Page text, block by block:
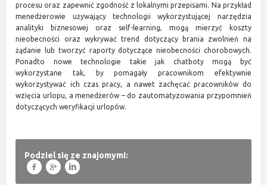
procesu oraz zapewnić zgodność z lokalnymi przepisami. Na przykład
menedżerowie używający technologii wykorzystującej narzędzia
analityki biznesowej oraz self-learning, mogą mierzyć koszty
nieobecności oraz wykrywać trend dotyczący brania zwolnień na
żądanie lub tworzyć raporty dotyczące nieobecności chorobowych.
Ponadto nowe technologie takie jak chatboty mogą być
wykorzystane tak, by pomagały pracownikom efektywnie
wykorzystywać ich czas pracy, a nawet zachęcać pracowników do
wzięcia urlopu, a menedżerów – do zautomatyzowania przypomnień
dotyczących weryfikacji urlopów.
Podziel się ze znajomymi:
f g l